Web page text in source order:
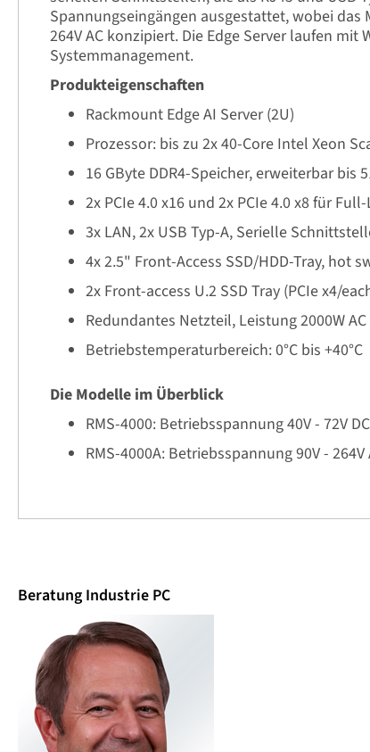
Spannungseingängen ausgestattet, wobei das
264V AC konzipiert. Die Edge Server laufen
Systemmanagement.
Produkteigenschaften
Rackmount Edge AI Server (2U)
Prozessor: bis zu 2x 40-Core Intel Xeon
16 GByte DDR4-Speicher, erweiterbar bis
2x PCIe 4.0 x16 und 2x PCIe 4.0 x8 für
3x LAN, 2x USB Typ-A, Serielle
4x 2.5" Front-Access SSD/HDD-Tray, hot
2x Front-access U.2 SSD Tray (PCIe x4/
Redundantes Netzteil, Leistung 2000W AC
Betriebstemperaturbereich: 0°C bis +40°C
Die Modelle im Überblick
RMS-4000: Betriebsspannung 40V - 72V DC
RMS-4000A: Betriebsspannung 90V - 264V
Beratung Industrie PC